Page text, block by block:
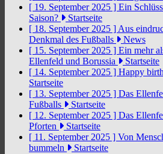
[ 19. September 2025 ] Ein
Saison?
Startseite
[ 18. September 2025 ] Aus
Denkmal des Fußballs
News
[ 15. September 2025 ] Ein mehr
Ellenfeld und Borussia
Startseite
[ 14. September 2025 ] Happy
Startseite
[ 13. September 2025 ] Das
Fußballs
Startseite
[ 12. September 2025 ] Das
Pforten
Startseite
[ 11. September 2025 ] Von
bummeln
Startseite